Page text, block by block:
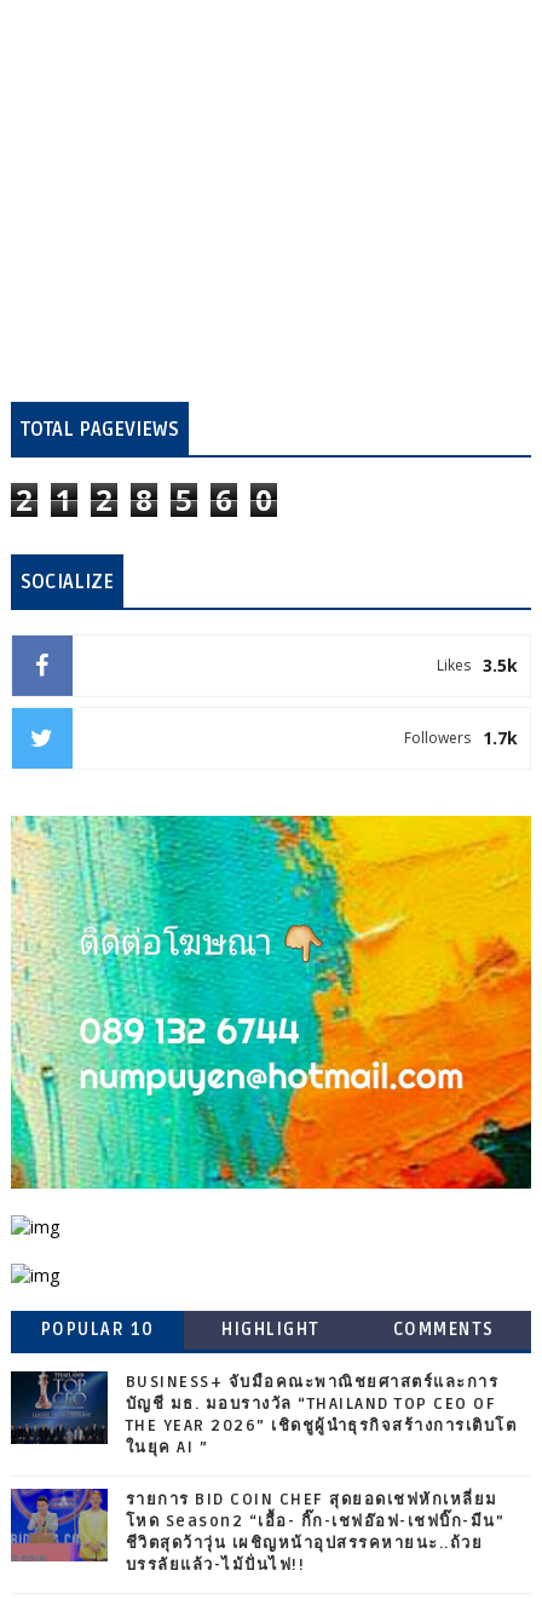
TOTAL PAGEVIEWS
2 1 2 8 5 6 0
SOCIALIZE
3.5k
Likes
1.7k
Followers
POPULAR 10 HIGHLIGHT COMMENTS
BUSINESS+ จับมือคณะพาณิชยศาสตร์และการ
บัญชี มธ. มอบรางวัล “THAILAND TOP CEO OF
THE YEAR 2026” เชิดชูผู้นำธุรกิจสร้างการเติบโต
ในยุค AI ”
รายการ BID COIN CHEF สุดยอดเชฟหักเหลี่ยม
โหด Season2 “เอื้อ- กิ๊ก-เชฟอ๊อฟ-เชฟบิ๊ก-มีน”
ชีวิตสุดว้าวุ่น เผชิญหน้าอุปสรรคหายนะ..ถ้วย
บรรลัยแล้ว-ไม้ปั่นไฟ!!